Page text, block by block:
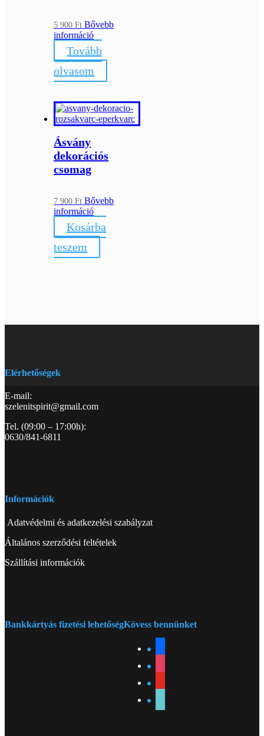
5 900Ft Bővebb
információ
Tovább
olvasom
Ásvány
dekorációs
csomag
7 900Ft Bővebb
információ
Kosárba
teszem
Elérhetőségek
E-mail:
szelenitspirit@gmail.com
Tel. (09:00 – 17:00h):
0630/841-6811
Információk
Adatvédelmi és adatkezelési szabályzat
Általános szerződési feltételek
Szállítási információk
Bankkártyás fizetési lehetőségKövess bennünket